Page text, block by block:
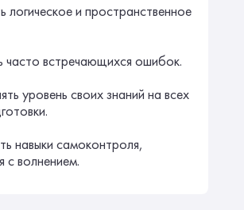
логическое и пространственное
часто встречающихся ошибок.
уровень своих знаний на всех
навыки самоконтроля,
с волнением.